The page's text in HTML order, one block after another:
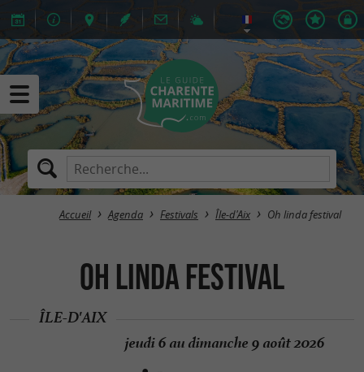
Accueil Agenda Festivals Île-d'Aix Oh linda festival
Oh linda festival
ÎLE-D'AIX
jeudi 6 au dimanche 9 août 2026